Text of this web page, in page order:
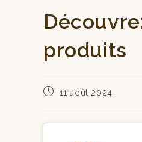
produits
11 août 2024